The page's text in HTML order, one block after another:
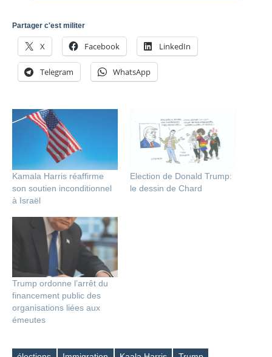
Partager c'est militer
X Facebook LinkedIn
Telegram WhatsApp
Kamala Harris réaffirme
son soutien inconditionnel
à Israël
Election de Donald Trump:
le dessin de Chard
Trump ordonne l’arrêt du
financement public des
organisations liées aux
émeutes